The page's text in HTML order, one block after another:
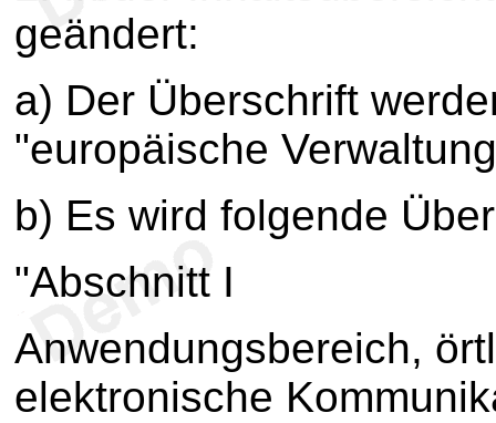
geändert:
a) Der Überschrift
"europäische
b) Es wird folgende
"Abschnitt I
Anwendungsbereich,
elektronische